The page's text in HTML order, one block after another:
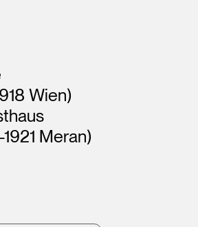
Wien)
Meran)